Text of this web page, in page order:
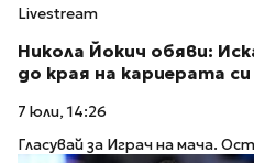
Livestream
Никола Йокич обяви:
до края на кариерата
7 юли, 14:26
Гласувай за Играч на мача.